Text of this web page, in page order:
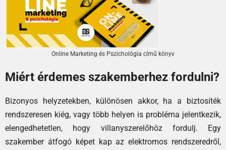
Online Marketing és Pszichológia című könyv
Miért érdemes szakemberhez fordulni?
Bizonyos helyzetekben, különösen akkor, ha a biztosíték
rendszeresen kiég, vagy több helyen is probléma jelentkezik,
elengedhetetlen, hogy villanyszerelőhöz fordulj. Egy
szakember átfogó képet kap az elektromos rendszeredről,